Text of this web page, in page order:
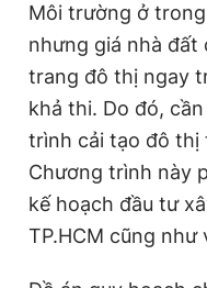
Môi trường ở
nhưng giá nhà đất
trang đô thị ngay
khả thi. Do đó,
trình cải tạo đô thị
Chương trình này
kế hoạch đầu tư
TP.HCM cũng như